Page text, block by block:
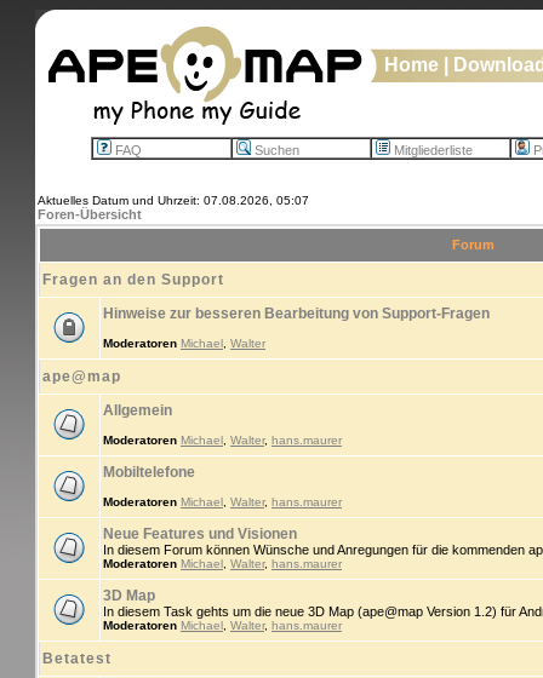
Home
FAQ Suchen Mitgliederliste
Aktuelles Datum und Uhrzeit: 07.08.2026, 05:07
Foren-Übersicht
Forum
Fragen an den Support
Hinweise zur besseren Bearbeitung von Support-Fragen
Moderatoren Michael Walter
ape@map
Allgemein
Moderatoren Michael Walter, hans.maurer
Mobiltelefone
Moderatoren Michael Walter, hans.maurer
Neue Features und Visionen
In diesem Forum können Wünsche und Anregungen für die kommenden
Moderatoren Michael Walter, hans.maurer
3D Map
In diesem Task gehts um die neue 3D Map (ape@map Version 1.2) für
Moderatoren Michael Walter, hans.maurer
Betatest